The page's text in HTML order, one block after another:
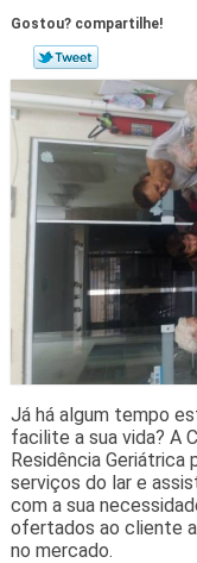
Gostou? compartilhe!
Já há algum tempo
facilite a sua vida? A
Residência
serviços do lar e
com a sua
ofertados ao cliente
no mercado.